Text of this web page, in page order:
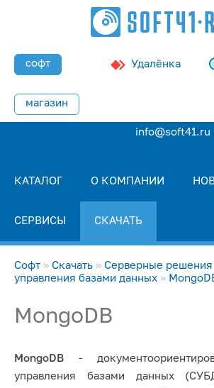
Удалёнка
софт
магазин
info@soft41.ru
КАТАЛОГ О КОМПАНИИ
СЕРВИСЫ СКАЧАТЬ
Софт » Скачать » Серверные решения
управления базами данных »
MongoDB
MongoDB -
управления базами данных